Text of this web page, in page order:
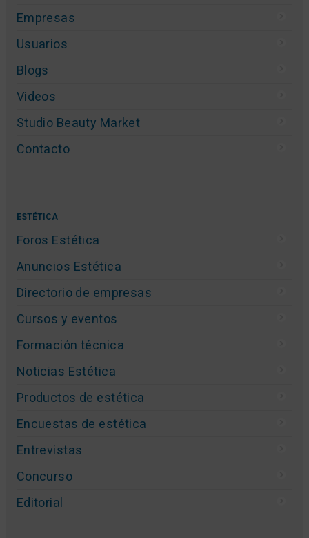
Empresas
Usuarios
Blogs
Videos
Studio Beauty Market
Contacto
ESTÉTICA
Foros Estética
Anuncios Estética
Directorio de empresas
Cursos y eventos
Formación técnica
Noticias Estética
Productos de estética
Encuestas de estética
Entrevistas
Concurso
Editorial